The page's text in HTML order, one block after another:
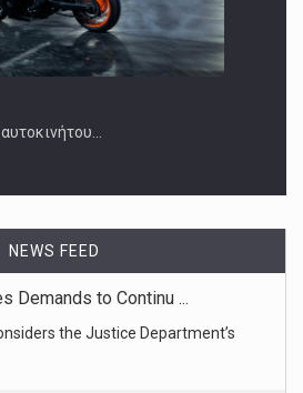
NEWS FEED
Over Adams’s ...
resignations raised “serious